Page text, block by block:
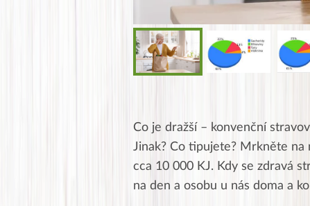
Co je dražší – konvenční
Jinak? Co tipujete? Mrkněte
cca 10 000 KJ. Kdy se zdravá
na den a osobu u nás doma a